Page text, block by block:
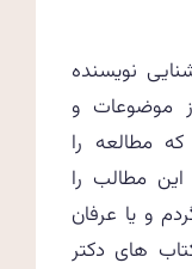
نویسنده
موضوعات و
مطالعه را
مطالب را
و یا عرفان
های دکتر